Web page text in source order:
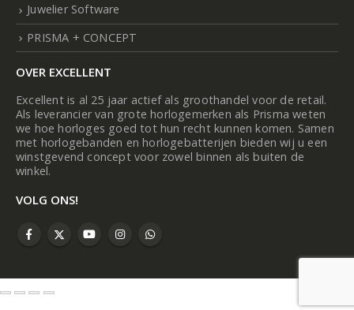
Juwelier Software
PRISMA + CONCEPT
OVER EXCELLENT
Excellent is al 25 jaar actief als groothandel voor de retail.
Als leverancier van grote horlogemerken als Prisma weten
we hoe horloges goed tot hun recht kunnen komen. Samen
met horlogebanden en horlogebatterijen bieden wij u een
winstgevend concept voor zowel binnen als buiten de
winkel.
VOLG ONS!